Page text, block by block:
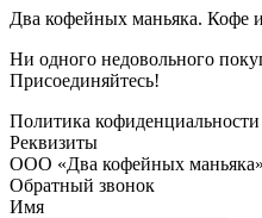
Два кофейных маньяка. Кофе
Ни одного недовольного
Присоединяйтесь!
Политика кофиденциальности
Реквизиты
ООО «Два кофейных маньяка»
Обратный звонок
Имя